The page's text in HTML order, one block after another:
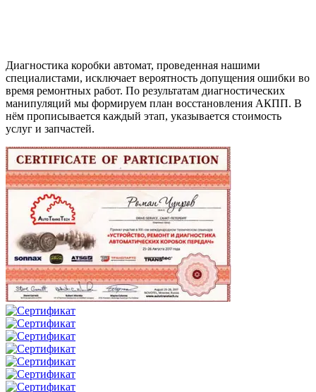
Диагностика коробки автомат, проведенная нашими
специалистами, исключает вероятность допущения ошибки во
время ремонтных работ. По результатам диагностических
манипуляций мы формируем план восстановления АКПП. В
нём прописывается каждый этап, указывается стоимость
услуг и запчастей.